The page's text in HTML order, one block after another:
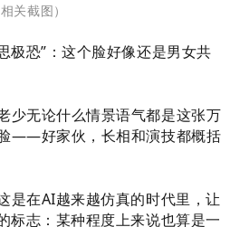
相关截图）
极恐”：这个脸好像还是男女共
少无论什么情景语气都是这张万
——好家伙，长相和演技都概括
是在AI越来越仿真的时代里，让
标志： 某种程度上来说也算是一